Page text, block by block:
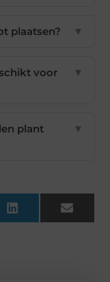
plaatsen? ▼
voor
▼
plant
▼
LinkedIn Email